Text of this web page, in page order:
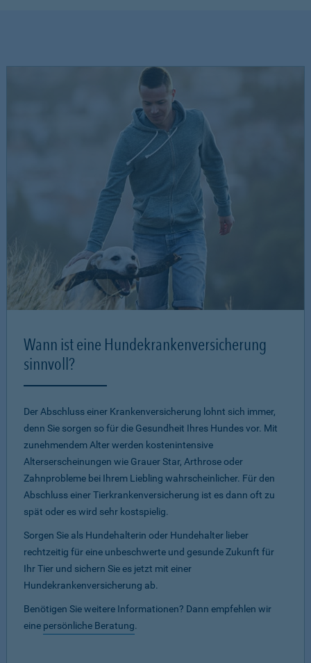
Wann ist eine Hundekrankenversicherung
sinnvoll?
Der Abschluss einer Krankenversicherung lohnt sich immer,
denn Sie sorgen so für die Gesundheit Ihres Hundes vor. Mit
zunehmendem Alter werden kostenintensive
Alterserscheinungen wie Grauer Star, Arthrose oder
Zahnprobleme bei Ihrem Liebling wahrscheinlicher. Für den
Abschluss einer Tierkrankenversicherung ist es dann oft zu
spät oder es wird sehr kostspielig.
Sorgen Sie als Hundehalterin oder Hundehalter lieber
rechtzeitig für eine unbeschwerte und gesunde Zukunft für
Ihr Tier und sichern Sie es jetzt mit einer
Hundekrankenversicherung ab.
Benötigen Sie weitere Informationen? Dann empfehlen wir
eine persönliche Beratung.